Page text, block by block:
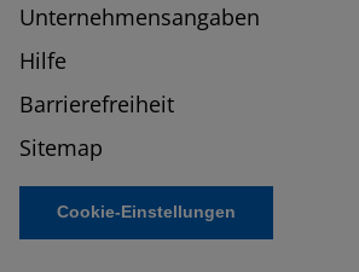
Unternehmensangaben
Hilfe
Barrierefreiheit
Sitemap
Cookie-Einstellungen